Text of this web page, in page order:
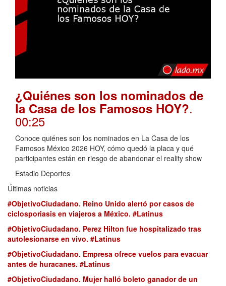
¿Quiénes son los nominados de
la Casa de los Famosos HOY?.
00:25
Conoce quiénes son los nominados en La Casa de los
Famosos México 2026 HOY, cómo quedó la placa y qué
participantes están en riesgo de abandonar el reality show
Estadio Deportes
Últimas noticias
#ObjetivoCiudadano. Reino Unido alertó por casos de
ciclosporiasis en viajeros a México. #Latinus
#ObjetivoCiudadano. Perez Hilton fue hospitalizado tras
autolesionarse en vivo. #Latinus
#ObjetivoCiudadano. Empresa ofrece vuelos para evacuar
antes de huracanes. #Latinus
#ObjetivoCiudadano. Mujer halló boleto ganador de un